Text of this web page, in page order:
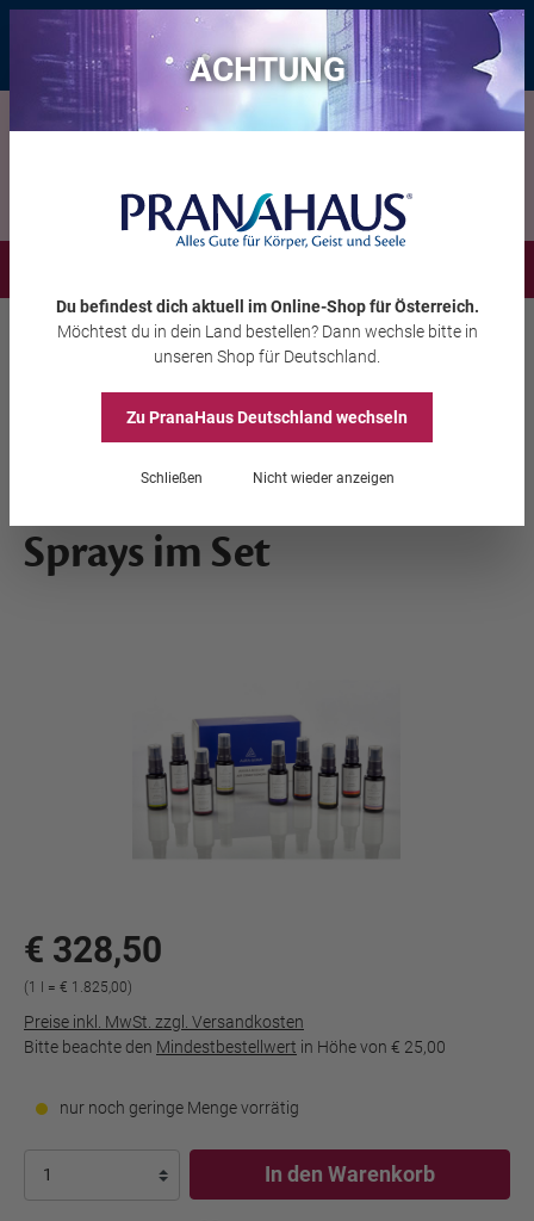
Bis zu 20 € Rabatt* mit dem Vorteils-Codeeintauchen , gültig bis
11.08.2026
Aura-Soma® ArchAngeloi Sprays
ArchAngeloi Essenz-
Sprays im Set
€ 328,50
(1 l = € 1.825,00)
Preise inkl. MwSt. zzgl. Versandkosten
Bitte beachte den Mindestbestellwert in Höhe von € 25,00
nur noch geringe Menge vorrätig
In den Warenkorb
ACHTUNG
Du befindest dich aktuell im Online-Shopfür Österreich.
Möchtest du in dein Land bestellen? Dann wechsle bitte in
unseren Shop für Deutschland
Zu PranaHausDeutschland wechseln
Schließen Nicht wieder anzeigen